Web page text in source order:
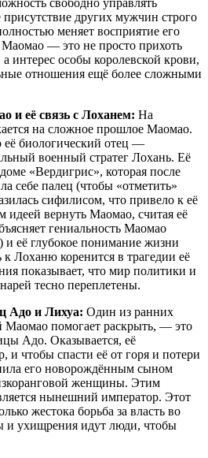
свободно управлять
других мужчин строго
меняет восприятие его
Маомао — это не просто прихоть
интерес особы королевской крови,
отношения ещё более сложными
и её связь с Лоханем: На
на сложное прошлое Маомао.
её биологический отец —
военный стратег Лохань. Её
«Вердигрис», которая после
себе палец (чтобы «отметить»
сифилисом, что привело к её
вернуть Маомао, считая её
гениальность Маомао
и её глубокое понимание жизни
к Лоханю коренится в трагедии её
показывает, что мир политики и
тесно переплетены.
Адо и Лихуа: Один из ранних
Маомао помогает раскрыть, — это
Адо. Оказывается, её
чтобы спасти её от горя и потери
его новорождённым сыном
женщины. Этим
нынешний император. Этот
жестока борьба за власть во
и ухищрения идут люди, чтобы